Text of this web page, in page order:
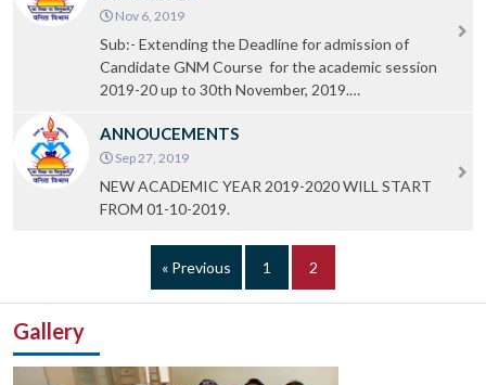
Nov 6, 2019
Sub:- Extending the Deadline for admission of
Candidate GNM Course for the academic session
2019-20 up to 30th November, 2019.…
ANNOUCEMENTS
Sep 27, 2019
NEW ACADEMIC YEAR 2019-2020 WILL START
FROM 01-10-2019.
« Previous 1 2
Gallery